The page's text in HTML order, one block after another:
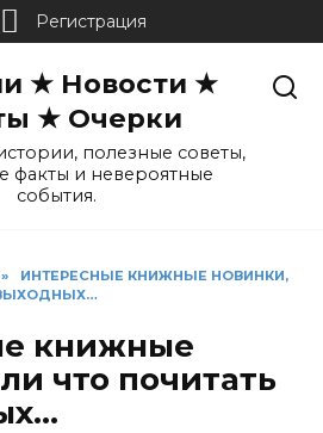
★ Новости ★
★ Очерки
полезные советы,
факты и невероятные
события.
»
ИНТЕРЕСНЫЕ КНИЖНЫЕ НОВИНКИ,
книжные
что почитать
Регистрация